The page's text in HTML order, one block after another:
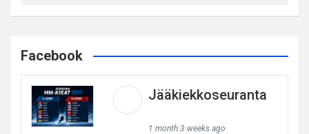
Facebook
Jääkiekkoseuranta
1 month 3 weeks ago